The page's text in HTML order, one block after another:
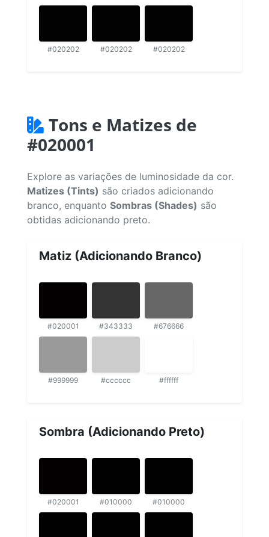
#020202 #020202 #020202
Tons e Matizes de
#020001
Explore as variações de luminosidade da cor.
Matizes (Tints) são criados adicionando
branco, enquanto Sombras (Shades) são
obtidas adicionando preto.
Matiz (Adicionando Branco)
#020001 #343333 #676666
#999999 #cccccc #ffffff
Sombra (Adicionando Preto)
#020001 #010000 #010000